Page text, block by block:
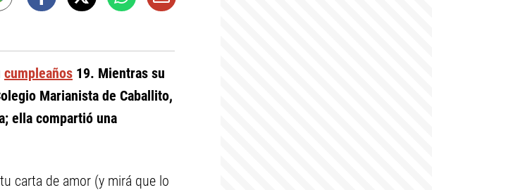
cumpleaños 19. Mientras su
Marianista de Caballito,
ella compartió una
carta de amor (y mirá que lo